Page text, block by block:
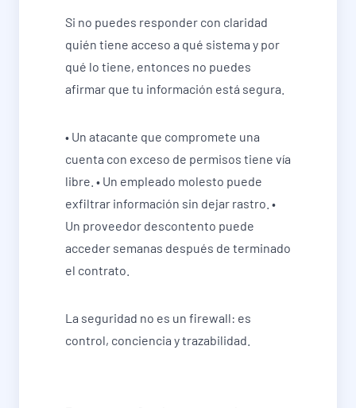
Si no puedes responder con claridad
quién tiene acceso a qué sistema y por
qué lo tiene, entonces no puedes
afirmar que tu información está segura.
• Un atacante que compromete una
cuenta con exceso de permisos tiene vía
libre. • Un empleado molesto puede
exfiltrar información sin dejar rastro. •
Un proveedor descontento puede
acceder semanas después de terminado
el contrato.
La seguridad no es un firewall: es
control, conciencia y trazabilidad.